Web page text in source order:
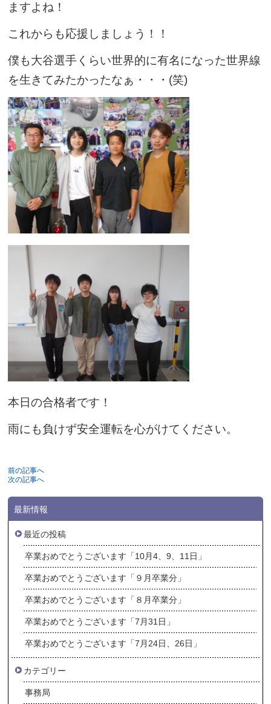
ますよね！
これからも応援しましょう！！
僕も大谷選手くらい世界的に有名になった世界線
を生きてみたかったなぁ・・・(笑)
本日の合格者です！
雨にも負けず安全運転を心がけてください。
前の記事へ
次の記事へ
最新情報
最近の投稿
卒業おめでとうございます「10月4、9、11日」
卒業おめでとうございます「９月卒業分」
卒業おめでとうございます「８月卒業分」
卒業おめでとうございます「7月31日」
卒業おめでとうございます「7月24日、26日」
カテゴリー
事務局